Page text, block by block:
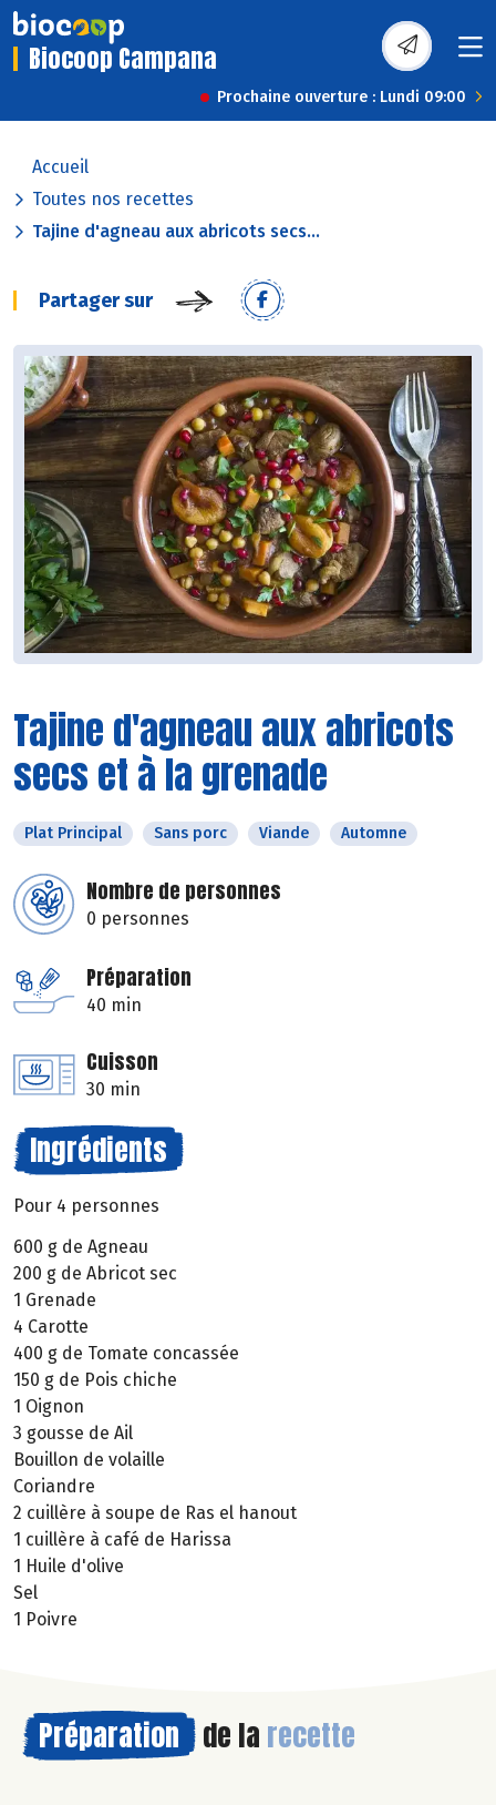
Biocoop Campana
Prochaine ouverture : Lundi 09:00
Accueil
Toutes nos recettes
Tajine d'agneau aux abricots secs...
Partager sur
Tajine d'agneau aux abricots
secs et à la grenade
Plat Principal Sans porc Viande Automne
Nombre de personnes
0 personnes
Préparation
40 min
Cuisson
30 min
Ingrédients
Pour 4 personnes
600 g de Agneau
200 g de Abricot sec
1 Grenade
4 Carotte
400 g de Tomate concassée
150 g de Pois chiche
1 Oignon
3 gousse de Ail
Bouillon de volaille
Coriandre
2 cuillère à soupe de Ras el hanout
1 cuillère à café de Harissa
1 Huile d'olive
Sel
1 Poivre
Préparation de la recette